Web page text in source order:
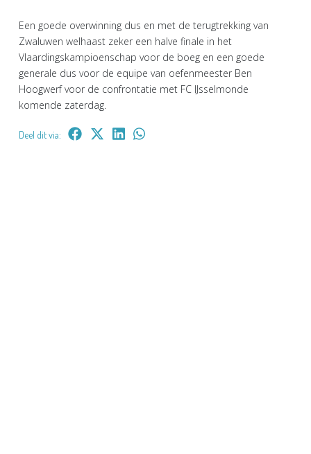
Een goede overwinning dus en met de terugtrekking van
Zwaluwen welhaast zeker een halve finale in het
Vlaardingskampioenschap voor de boeg en een goede
generale dus voor de equipe van oefenmeester Ben
Hoogwerf voor de confrontatie met FC IJsselmonde
komende zaterdag.
Deel dit via: